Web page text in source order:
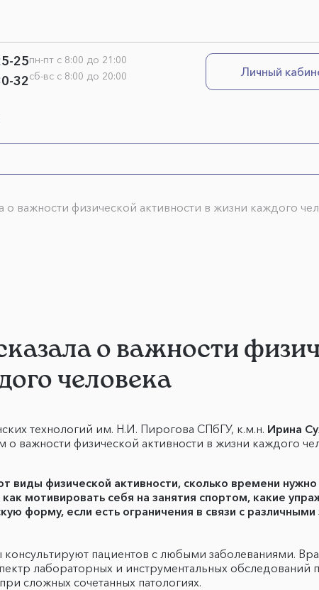
25
32
пн-пт с 8:00 до 21:00
сб-вс с 8:00 до 20:00
Личный
о важности физической активности в жизни каждого
о важности
человека
технологий им. Н.И. Пирогова СПбГУ, к.м.н. Ирина
о важности физической активности в жизни каждого
виды физической активности, сколько времени
мотивировать себя на занятия спортом, какие
форму, если есть ограничения в связи с
пациентов с любыми заболеваниями.
лабораторных и инструментальных обследований
сложных сочетанных патологиях.